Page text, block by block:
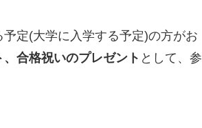
定(大学に入学する予定)の方がお
合格祝いのプレゼント として、参